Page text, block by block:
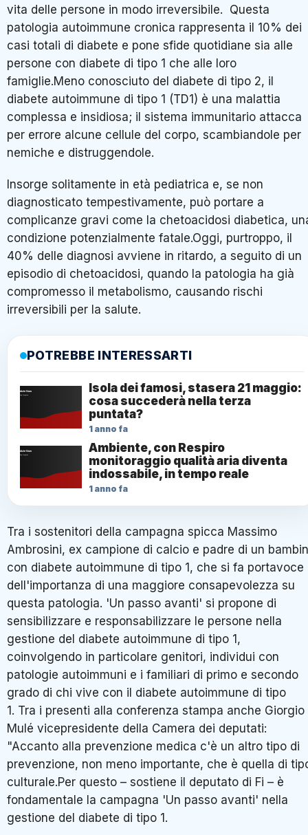
vita delle persone in modo irreversibile. Questa
patologia autoimmune cronica rappresenta il 10% dei
casi totali di diabete e pone sfide quotidiane sia alle
persone con diabete di tipo 1 che alle loro
famiglie.Meno conosciuto del diabete di tipo 2, il
diabete autoimmune di tipo 1 (TD1) è una malattia
complessa e insidiosa; il sistema immunitario attacca
per errore alcune cellule del corpo, scambiandole per
nemiche e distruggendole.
Insorge solitamente in età pediatrica e, se non
diagnosticato tempestivamente, può portare a
complicanze gravi come la chetoacidosi diabetica,
condizione potenzialmente fatale.Oggi, purtroppo, il
40% delle diagnosi avviene in ritardo, a seguito di un
episodio di chetoacidosi, quando la patologia ha già
compromesso il metabolismo, causando rischi
irreversibili per la salute.
POTREBBE INTERESSARTI
Isola dei famosi, stasera 21 maggio:
cosa succederà nella terza
puntata?
1 anno fa
Ambiente, con Respiro
monitoraggio qualità aria diventa
indossabile, in tempo reale
1 anno fa
Tra i sostenitori della campagna spicca Massimo
Ambrosini, ex campione di calcio e padre di un
con diabete autoimmune di tipo 1, che si fa portavoce
dell'importanza di una maggiore consapevolezza su
questa patologia. 'Un passo avanti' si propone di
sensibilizzare e responsabilizzare le persone nella
gestione del diabete autoimmune di tipo 1,
coinvolgendo in particolare genitori, individui con
patologie autoimmuni e i familiari di primo e secondo
grado di chi vive con il diabete autoimmune di tipo
1. Tra i presenti alla conferenza stampa anche Giorgio
Mulé vicepresidente della Camera dei deputati:
"Accanto alla prevenzione medica c'è un altro tipo di
prevenzione, non meno importante, che è quella di
culturale.Per questo – sostiene il deputato di Fi – è
fondamentale la campagna 'Un passo avanti' nella
gestione del diabete di tipo 1.